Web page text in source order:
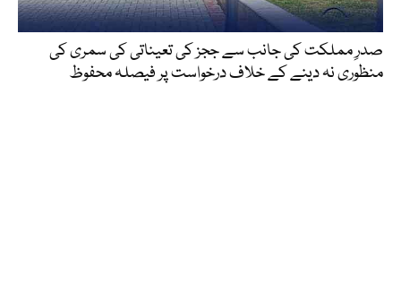
صدرِ مملکت کی جانب سے ججز کی تعیناتی کی سمری کی
منظوری نہ دینے کے خلاف درخواست پر فیصلہ محفوظ